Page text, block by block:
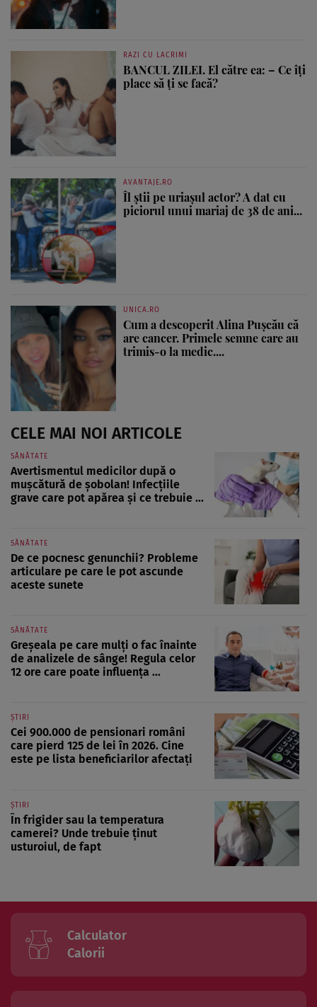
RAZI CU LACRIMI
BANCUL ZILEI. El către ea: – Ce îți
place să ți se facă?
AVANTAJE.RO
Îl știi pe uriașul actor? A dat cu
piciorul unui mariaj de 38 de ani...
UNICA.RO
Cum a descoperit Alina Pușcău că
are cancer. Primele semne care au
trimis-o la medic....
CELE MAI NOI ARTICOLE
SĂNĂTATE
Avertismentul medicilor după o
mușcătură de șobolan! Infecțiile
grave care pot apărea și ce trebuie ...
SĂNĂTATE
De ce pocnesc genunchii? Probleme
articulare pe care le pot ascunde
aceste sunete
SĂNĂTATE
Greșeala pe care mulți o fac înainte
de analizele de sânge! Regula celor
12 ore care poate influența ...
ȘTIRI
Cei 900.000 de pensionari români
care pierd 125 de lei în 2026. Cine
este pe lista beneficiarilor afectați
ȘTIRI
În frigider sau la temperatura
camerei? Unde trebuie ținut
usturoiul, de fapt
Calculator
Calorii